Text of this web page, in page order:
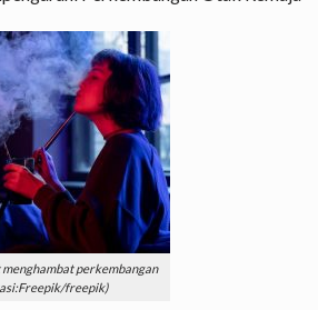
perkembangan
freepik)